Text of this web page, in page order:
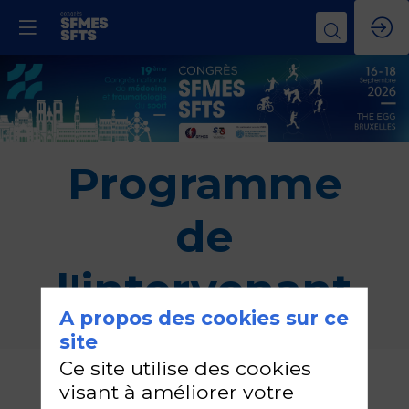
Programme
de
l'intervenant
MARC
PUYGRENIER
A propos des cookies sur ce
site
Ce site utilise des cookies
visant à améliorer votre